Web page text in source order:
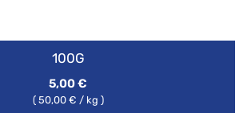
100G
5,00€
( 50,00€ / kg )